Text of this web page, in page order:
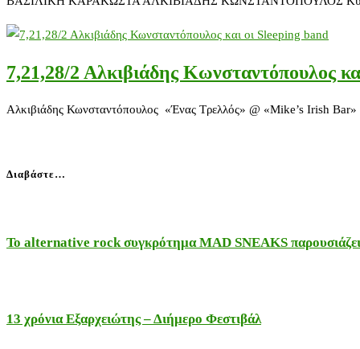
7,21,28/2 Αλκιβιάδης Κωνσταντόπουλος
Αλκιβιάδης Κωνσταντόπουλος «Ένας Τρελλός» @ «Mike’s Irish
Διαβάστε…
Το alternative rock συγκρότημα MAD SNEAKS
13 χρόνια Εξαρχειώτης – Διήμερο Φεστιβάλ